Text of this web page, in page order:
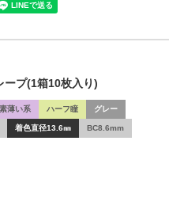
プ(1箱10枚入り)
薄い系 ハーフ瞳 グレー
着色直径13.6㎜ BC8.6mm